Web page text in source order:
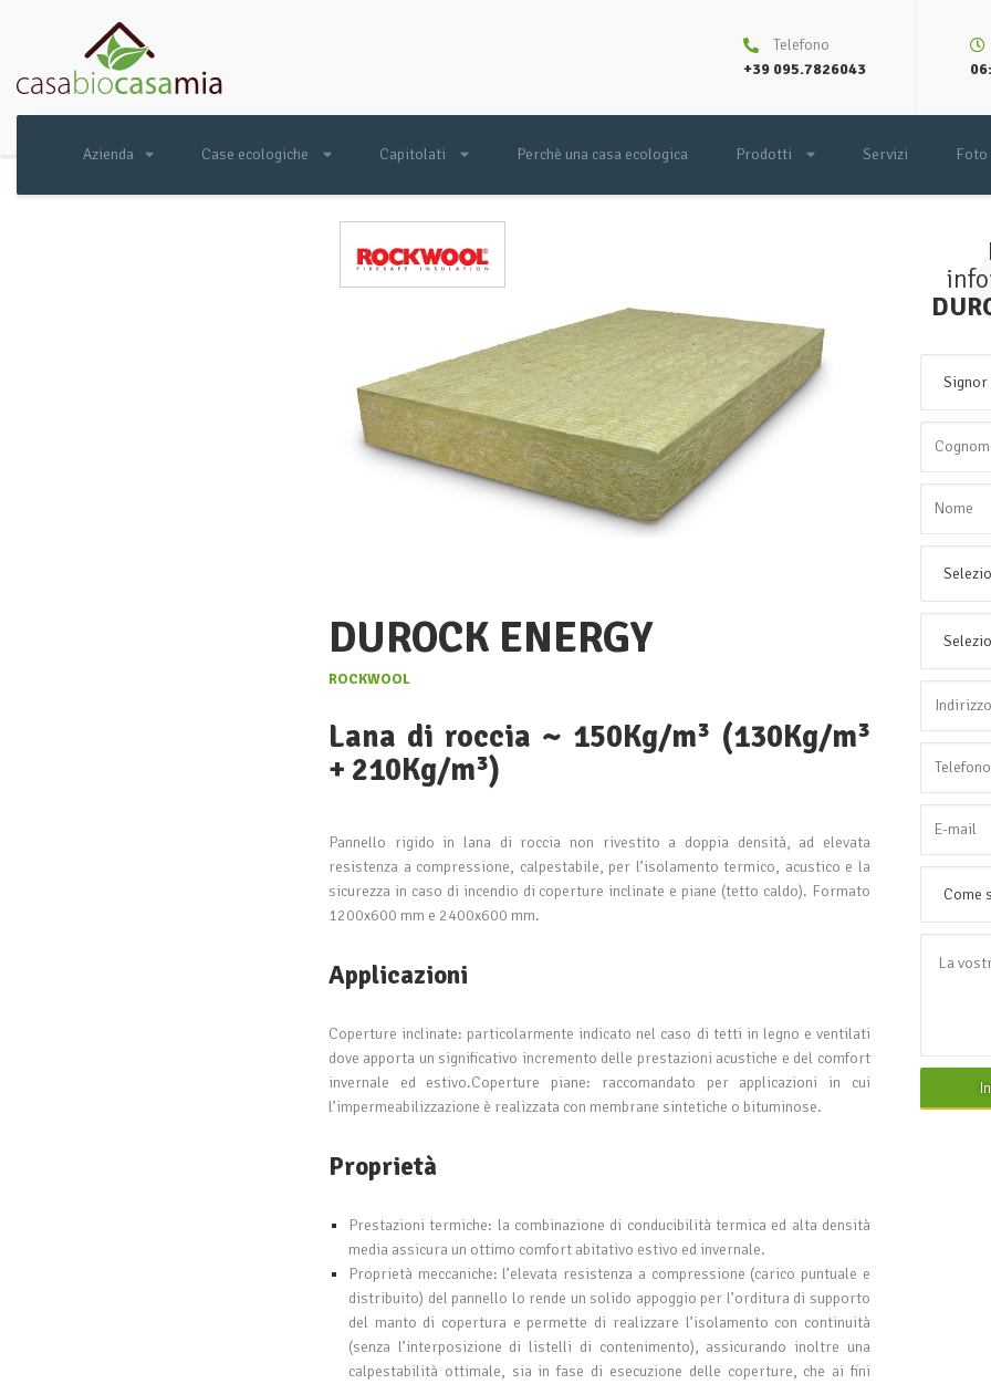
Telefono
+39 095.7826043
Azienda Case ecologiche Capitolati Perchè una casa ecologica Prodotti Servizi Foto
DUROCK ENERGY
ROCKWOOL
Lana di roccia ~ 150Kg/m³ (130Kg/m³
+ 210Kg/m³)
Pannello rigido in lana di roccia non rivestito a doppia densità, ad elevata
resistenza a compressione, calpestabile, per l’isolamento termico, acustico e la
sicurezza in caso di incendio di coperture inclinate e piane (tetto caldo). Formato
1200x600 mm e 2400x600 mm.
Applicazioni
Coperture inclinate: particolarmente indicato nel caso di tetti in legno e ventilati
dove apporta un significativo incremento delle prestazioni acustiche e del comfort
invernale ed estivo.Coperture piane: raccomandato per applicazioni in cui
l’impermeabilizzazione è realizzata con membrane sintetiche o bituminose.
Proprietà
Prestazioni termiche: la combinazione di conducibilità termica ed alta densità
media assicura un ottimo comfort abitativo estivo ed invernale.
Proprietà meccaniche: l’elevata resistenza a compressione (carico puntuale e
distribuito) del pannello lo rende un solido appoggio per l’orditura di supporto
del manto di copertura e permette di realizzare l’isolamento con continuità
(senza l’interposizione di listelli di contenimento), assicurando inoltre una
calpestabilità ottimale, sia in fase di esecuzione delle coperture, che ai fini